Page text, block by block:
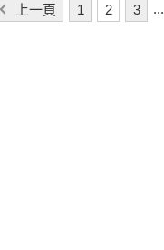
上一頁 1 2 3 ...